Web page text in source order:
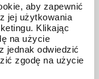
aby zapewnić
jej użytkowania
Klikając
na użycie
jednak odwiedzić
zgodę na użycie